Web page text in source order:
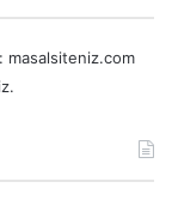
masalsiteniz.com